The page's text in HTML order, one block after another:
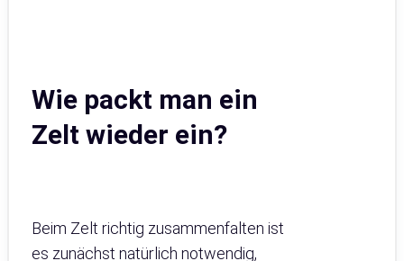
Wie packt man ein
Zelt wieder ein?
Beim Zelt richtig zusammenfalten ist
es zunächst natürlich notwendig,